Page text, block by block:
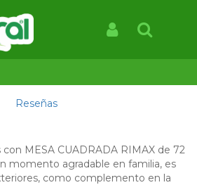
CARIBE II ROJA
II ROJA
WHATSAPP 3204841110
Reseñas
MESA CUADRADA RIMAX de 72
momento agradable en familia, es
como complemento en la